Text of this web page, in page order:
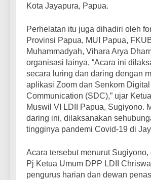
Kota Jayapura, Papua.
Perhelatan itu juga dihadiri oleh
Provinsi Papua, MUI Papua,
Muhammadyah, Vihara Arya
organisasi lainya, “Acara ini
secara luring dan daring dengan
aplikasi Zoom dan Senkom Digital
Communication (SDC),” ujar
Muswil VI LDII Papua, Sugiyono.
daring ini, dilaksanakan
tingginya pandemi Covid-19 di
Acara tersebut menurut
Pj Ketua Umum DPP LDII
pengurus harian dan dewan